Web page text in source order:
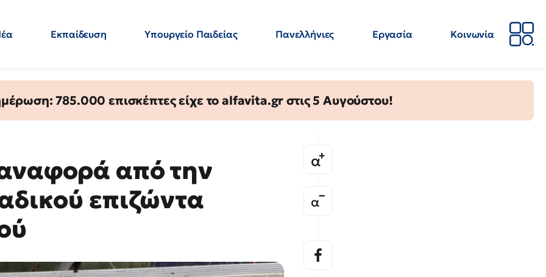
Εκπαίδευση Υπουργείο Παιδείας Πανελλήνιες Εργασία
Κοινωνία
785.000 επισκέπτες είχε το alfavita.gr στις 5 Αυγούστου!
από την
επιζώντα